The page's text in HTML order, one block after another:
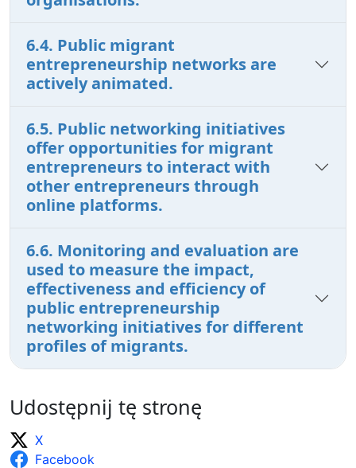
6.4. Public migrant
entrepreneurship networks are
actively animated.
6.5. Public networking initiatives
offer opportunities for migrant
entrepreneurs to interact with
other entrepreneurs through
online platforms.
6.6. Monitoring and evaluation are
used to measure the impact,
effectiveness and efficiency of
public entrepreneurship
networking initiatives for different
profiles of migrants.
Udostępnij tę stronę
X
Facebook